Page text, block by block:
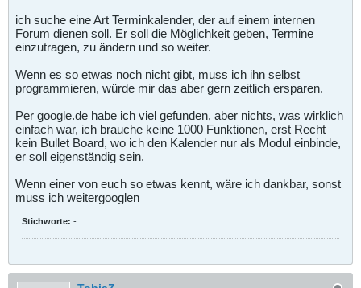
ich suche eine Art Terminkalender, der auf einem internen
Forum dienen soll. Er soll die Möglichkeit geben, Termine
einzutragen, zu ändern und so weiter.
Wenn es so etwas noch nicht gibt, muss ich ihn selbst
programmieren, würde mir das aber gern zeitlich ersparen.
Per google.de habe ich viel gefunden, aber nichts, was wirklich
einfach war, ich brauche keine 1000 Funktionen, erst Recht
kein Bullet Board, wo ich den Kalender nur als Modul einbinde,
er soll eigenständig sein.
Wenn einer von euch so etwas kennt, wäre ich dankbar, sonst
muss ich weitergooglen
Stichworte: -